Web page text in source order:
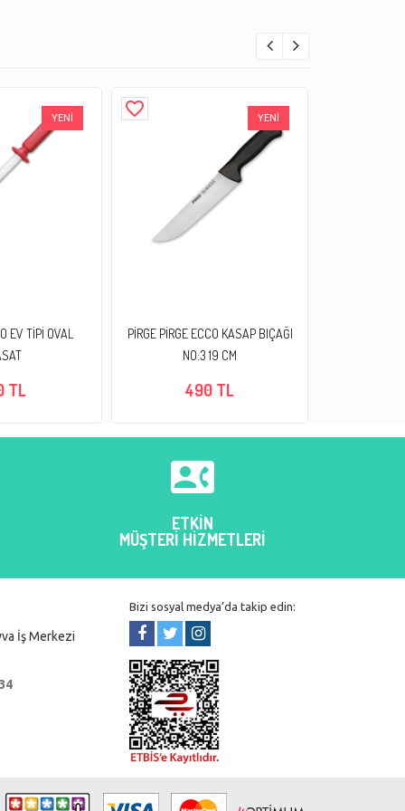
YENİ
EV TİPİ OVAL
TL
favorite_border YENİ
PİRGE PİRGE ECCO KASAP BIÇAĞI
NO:3 19 CM
490 TL

ETKİN
MÜŞTERİ HİZMETLERİ
İş Merkezi
Bizi sosyal medya’da takip edin: